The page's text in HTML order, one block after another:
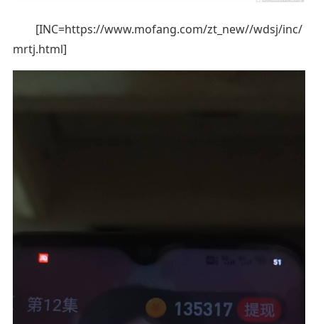
[INC=https://www.mofang.com/zt_new//wdsj/inc/
mrtj.html]